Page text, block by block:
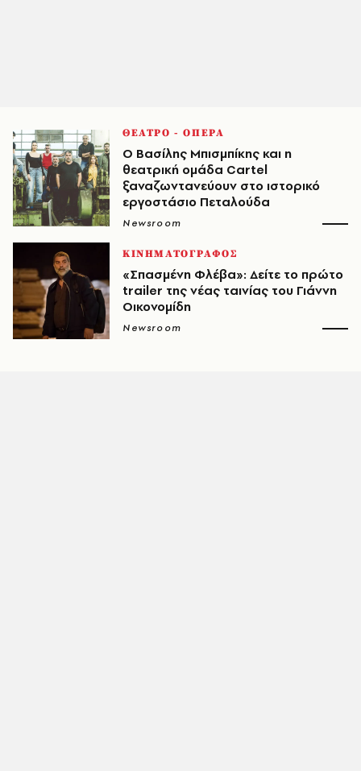
ΘΕΑΤΡΟ - ΟΠΕΡΑ
Ο Βασίλης Μπισμπίκης και η
θεατρική ομάδα Cartel
ξαναζωντανεύουν στο ιστορικό
εργοστάσιο Πεταλούδα
Newsroom
ΚΙΝΗΜΑΤΟΓΡΑΦΟΣ
«Σπασμένη Φλέβα»: Δείτε το πρώτο
trailer της νέας ταινίας του Γιάννη
Οικονομίδη
Newsroom